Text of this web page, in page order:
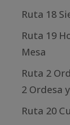
Ruta 18
Ruta 19
Mesa
Ruta 2
2 Ordesa
Ruta 20